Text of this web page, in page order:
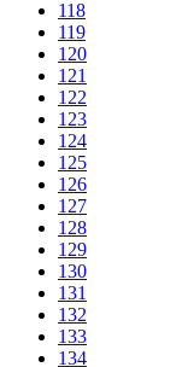
118
119
120
121
122
123
124
125
126
127
128
129
130
131
132
133
134